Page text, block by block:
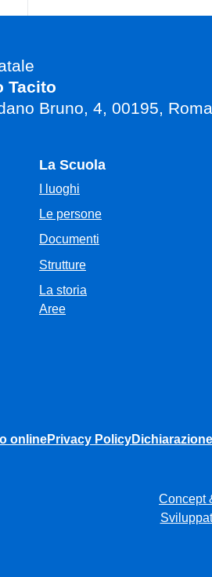
Tacito
Bruno, 4, 00195, Roma
La Scuola
I luoghi
Le persone
Documenti
Strutture
La storia
Aree
onlinePrivacy Policy
Concept